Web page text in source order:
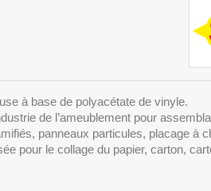
à base de polyacétate de vinyle.
de l’ameublement pour
panneaux particules, placage à
pour le collage du papier, carton,